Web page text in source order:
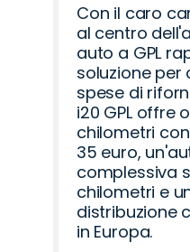
Con il caro
al centro
auto a GPL
soluzione per
spese di
i20 GPL offre
chilometri
35 euro,
complessiva
chilometri e
distribuzione
in Europa.